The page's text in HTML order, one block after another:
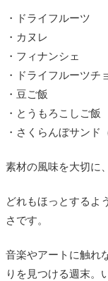
・ドライフルーツ
・カヌレ
・フィナンシェ
・ドライフルーツチ
・豆ご飯
・とうもろこしご飯
・さくらんぼサンド
素材の風味を大切に
どれもほっとするよ
さです。
音楽やアートに触れ
りを見つける週末。